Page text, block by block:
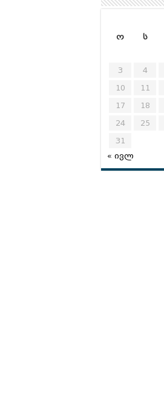
ო
ს
3
4
10
11
17
18
24
25
31
« ივლ